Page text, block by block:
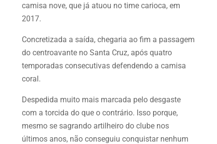
camisa nove, que já atuou no time carioca, em
2017.
Concretizada a saída, chegaria ao fim a passagem
do centroavante no Santa Cruz, após quatro
temporadas consecutivas defendendo a camisa
coral.
Despedida muito mais marcada pelo desgaste
com a torcida do que o contrário. Isso porque,
mesmo se sagrando artilheiro do clube nos
últimos anos, não conseguiu conquistar nenhum